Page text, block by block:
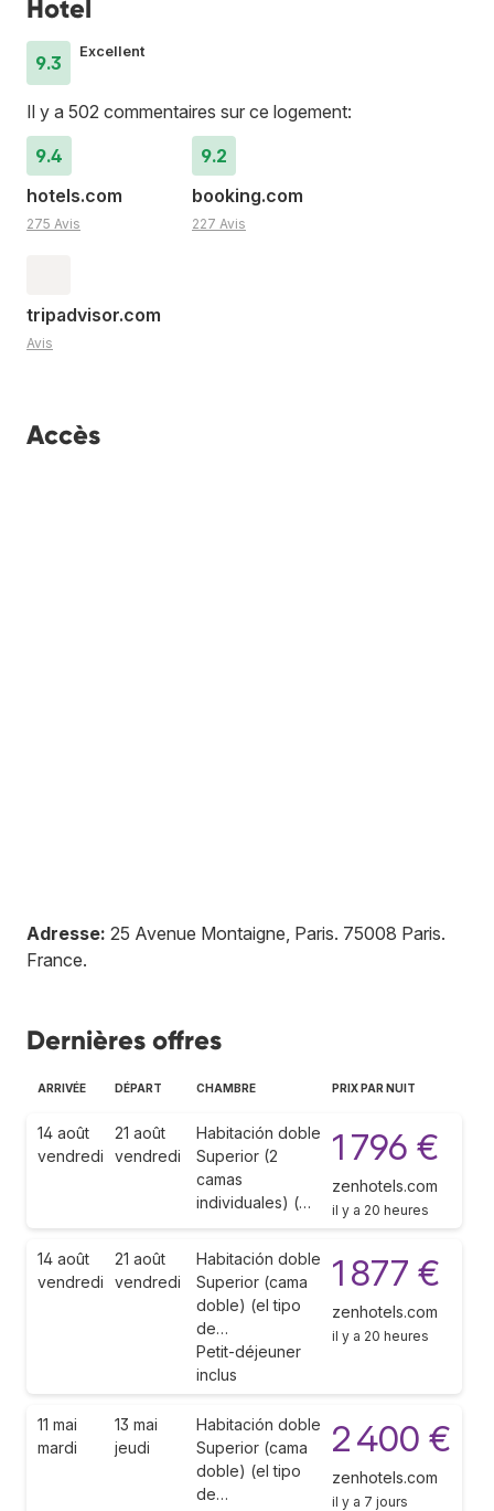
Hotel
9.3
Excellent
Il y a 502 commentaires sur ce logement:
9.4
hotels.com
275 Avis
9.2
booking.com
227 Avis
tripadvisor.com
Avis
Accès
Adresse: 25 Avenue Montaigne, Paris. 75008 Paris.
France.
Dernières offres
ARRIVÉE DÉPART CHAMBRE PRIX PAR NUIT
14 août
vendredi
21 août
vendredi
Habitación doble
Superior (2
camas
individuales) (…
1 796 €
zenhotels.com
il y a 20 heures
14 août
vendredi
21 août
vendredi
Habitación doble
Superior (cama
doble) (el tipo
de…
Petit-déjeuner
inclus
1 877 €
zenhotels.com
il y a 20 heures
11 mai
mardi
13 mai
jeudi
Habitación doble
Superior (cama
doble) (el tipo
de…
2 400 €
zenhotels.com
il y a 7 jours